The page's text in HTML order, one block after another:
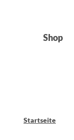
Shop
Startseite